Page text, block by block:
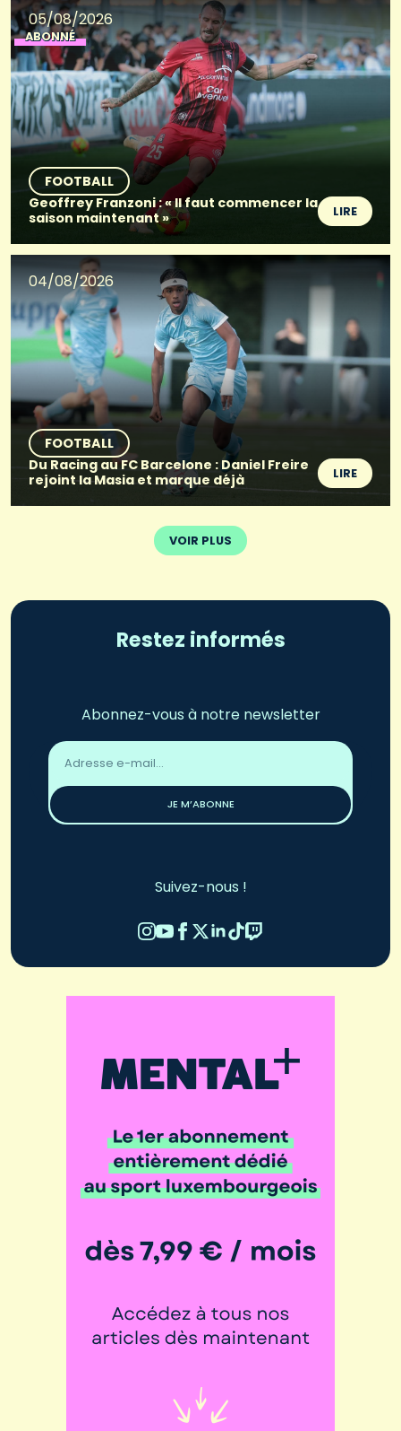
05/08/2026
ABONNÉ
FOOTBALL
Geoffrey Franzoni : « Il faut commencer la
saison maintenant »
LIRE
04/08/2026
FOOTBALL
Du Racing au FC Barcelone : Daniel Freire
rejoint la Masia et marque déjà
LIRE
VOIR PLUS
Restez informés
Abonnez-vous à notre newsletter
Adresse
email
JE M’ABONNE
Suivez-nous !